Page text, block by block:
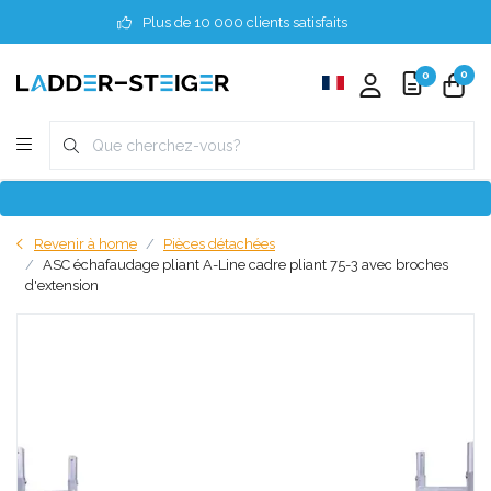
Plus de 10 000 clients satisfaits
0 0
Revenir à home
Pièces détachées
ASC échafaudage pliant A-Line cadre pliant 75-3 avec broches
d'extension